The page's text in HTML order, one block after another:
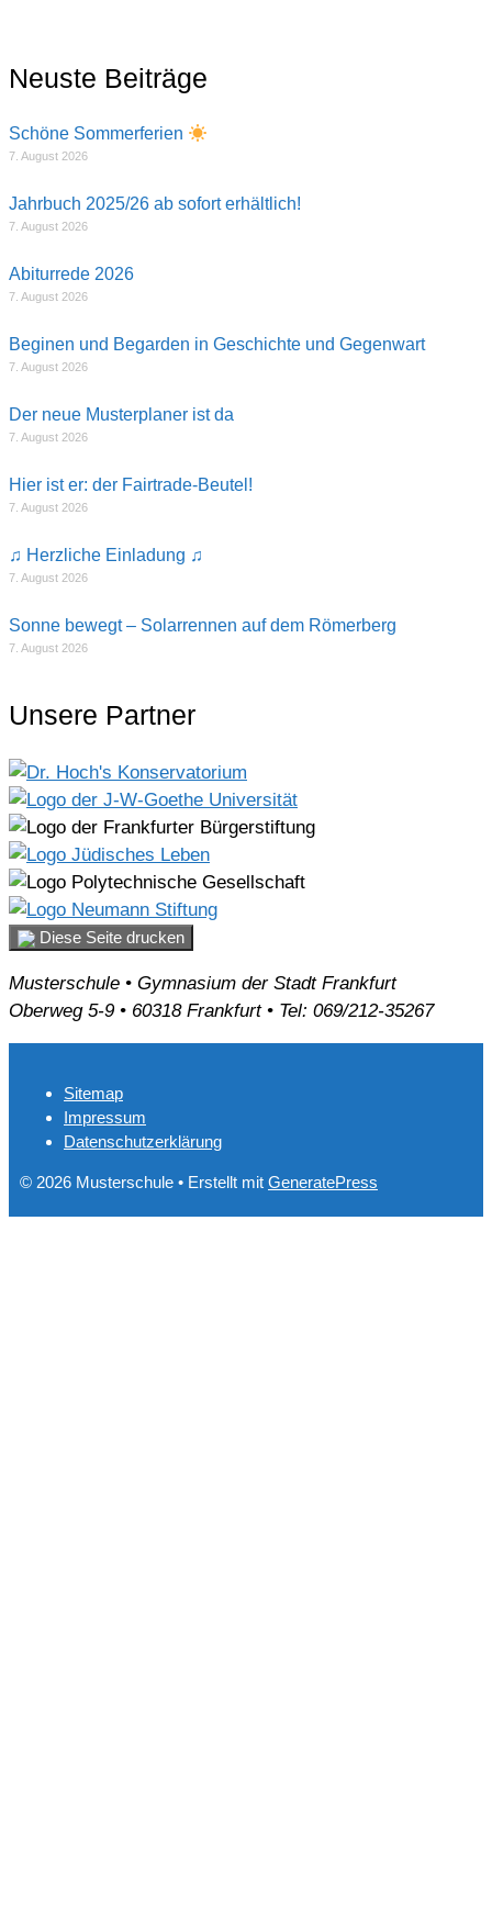
Neuste Beiträge
Schöne Sommerferien
7. August 2026
Jahrbuch 2025/26 ab sofort erhältlich!
7. August 2026
Abiturrede 2026
7. August 2026
Beginen und Begarden in Geschichte und Gegenwart
7. August 2026
Der neue Musterplaner ist da
7. August 2026
Hier ist er: der Fairtrade-Beutel!
7. August 2026
♫ Herzliche Einladung ♫
7. August 2026
Sonne bewegt – Solarrennen auf dem Römerberg
7. August 2026
Unsere Partner
Diese Seite drucken
Musterschule • Gymnasium der Stadt Frankfurt
Oberweg 5-9 • 60318 Frankfurt • Tel: 069/212-35267
Sitemap
Impressum
Datenschutzerklärung
© 2026 Musterschule • Erstellt mit GeneratePress